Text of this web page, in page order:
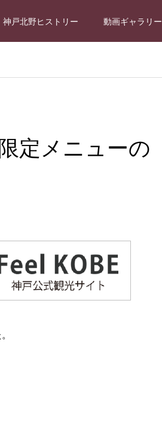
神戸北野ヒストリー 動画ギャラリー
定メニューの